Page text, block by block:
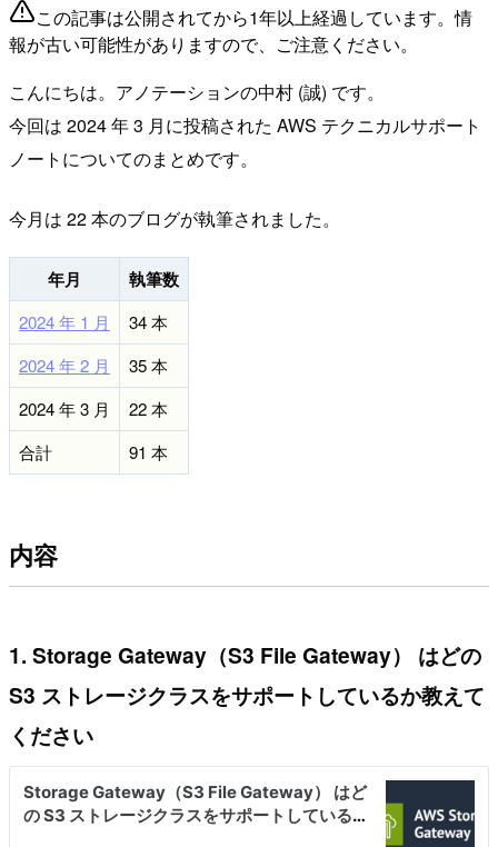
この記事は公開されてから1年以上経過しています。情
報が古い可能性がありますので、ご注意ください。
こんにちは。アノテーションの中村 (誠) です。
今回は 2024 年 3 月に投稿された AWS テクニカルサポート
ノートについてのまとめです。
今月は 22 本のブログが執筆されました。
年月 執筆数
2024 年 1 月
34 本
2024 年 2 月
35 本
2024 年 3 月
22 本
合計
91 本
内容
1. Storage Gateway（S3 File Gateway） はどの
S3 ストレージクラスをサポートしているか教えて
ください